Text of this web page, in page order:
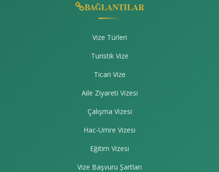
BAĞLANTILAR
Vize Türleri
Turistik Vize
Ticari Vize
Aile Ziyareti Vizesi
Çalışma Vizesi
Hac-Umre Vizesi
Eğitim Vizesi
Vize Başvuru Şartları